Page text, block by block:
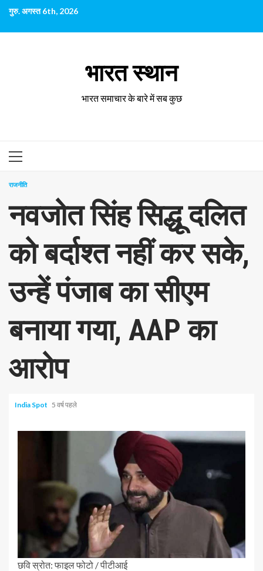
छोड़कर
सामग्री
पर
गुरु. अगस्त 6th, 2026
भारत स्थान
भारत समाचार के बारे में सब कुछ
प्राथमिक
राजनीति
नवजोत सिंह सिद्धू दलित
को बर्दाश्त नहीं कर सके,
उन्हें पंजाब का सीएम
बनाया गया, AAP का
आरोप
India Spot 5 वर्ष पहले
छवि स्रोत: फाइल फोटो / पीटीआई